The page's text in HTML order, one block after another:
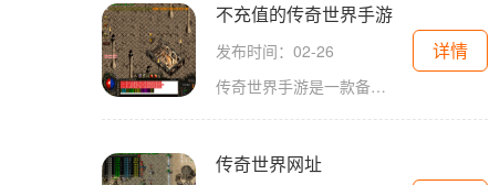
不充值的传奇世界手游
发布时间：02-26
传奇世界手游是一款备受玩家喜爱的手机游戏，它拥有精美的画面、刺激的战斗和丰富多样的玩法。在这款游戏中，玩家们可以体验到无与伦比的热血战斗，与好友一起冒险探索，感受
详情
传奇世界网址